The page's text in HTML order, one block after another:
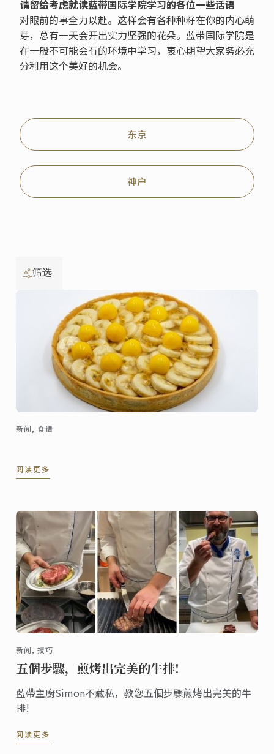
请留给考虑就读蓝带国际学院学习的各位一些话语
对眼前的事全力以赴。这样会有各种种籽在你的内心萌
芽，总有一天会开出实力坚强的花朵。蓝带国际学院是
在一般不可能会有的环境中学习，衷心期望大家务必充
分利用这个美好的机会。
东京
神户
筛选
新闻, 食谱
阅读更多
新闻, 技巧
五個步驟，煎烤出完美的牛排!
藍帶主廚Simon不藏私，教您五個步驟煎烤出完美的牛
排!
阅读更多